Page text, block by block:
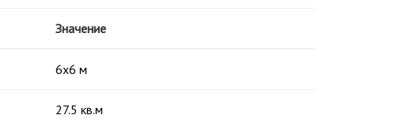
Значение
6x6 м
27.5 кв.м